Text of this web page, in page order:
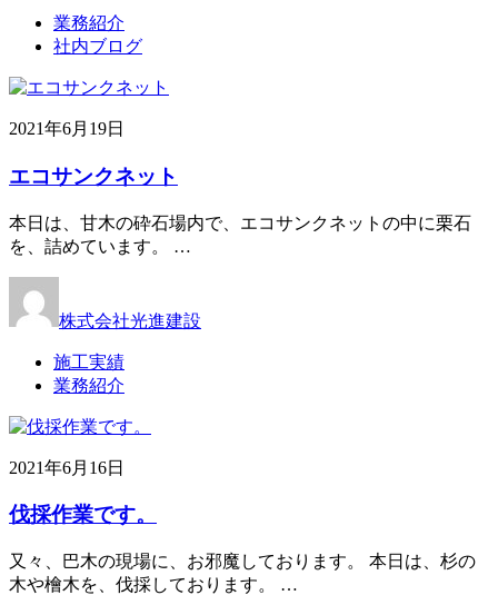
業務紹介
社内ブログ
2021年6月19日
エコサンクネット
本日は、甘木の砕石場内で、エコサンクネットの中に栗石
を、詰めています。 …
株式会社光進建設
施工実績
業務紹介
2021年6月16日
伐採作業です。
又々、巴木の現場に、お邪魔しております。 本日は、杉の
木や檜木を、伐採しております。 …